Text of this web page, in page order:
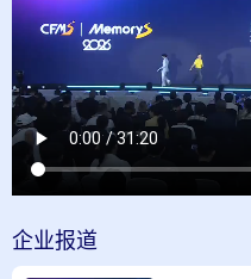
企业报道